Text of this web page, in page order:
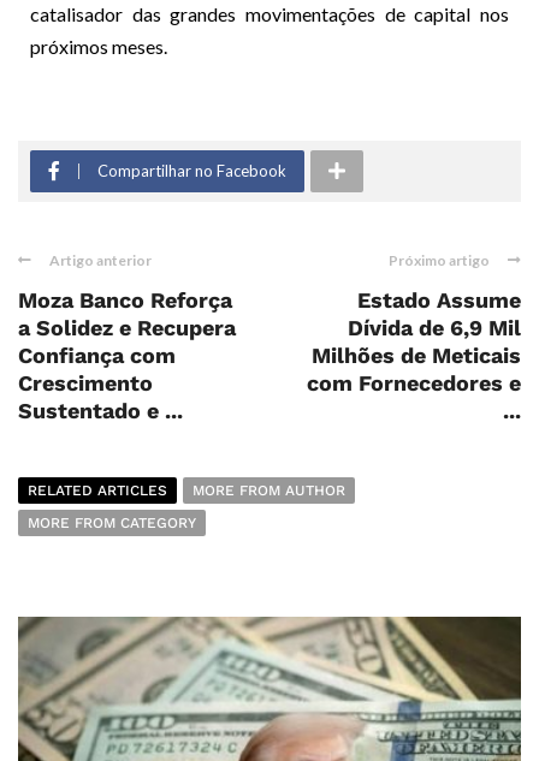
catalisador das grandes movimentações de capital nos
próximos meses.
Compartilhar no Facebook
Artigo anterior
Moza Banco Reforça
a Solidez e Recupera
Confiança com
Crescimento
Sustentado e ...
Próximo artigo
Estado Assume
Dívida de 6,9 Mil
Milhões de Meticais
com Fornecedores e
...
RELATED ARTICLES
MORE FROM AUTHOR
MORE FROM CATEGORY